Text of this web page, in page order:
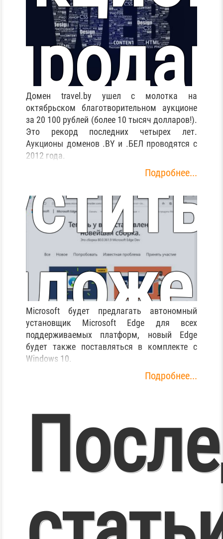
Домен travel.by ушел с молотка на
октябрьском благотворительном аукционе
за 20 100 рублей (более 10 тысяч долларов!).
Это рекорд последних четырех лет.
Аукционы доменов .BY и .БЕЛ проводятся с
2012 года.
Подробнее...
Как
Microsoft будет предлагать автономный
установщик Microsoft Edge для всех
поддерживаемых платформ, новый Edge
будет также поставляться в комплекте с
Windows 10.
Подробнее...